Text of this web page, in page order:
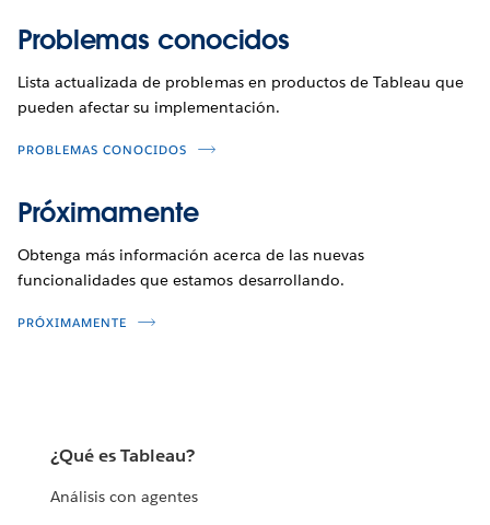
Problemas conocidos
Lista actualizada de problemas en productos de Tableau que
pueden afectar su implementación.
PROBLEMAS CONOCIDOS
Próximamente
Obtenga más información acerca de las nuevas
funcionalidades que estamos desarrollando.
PRÓXIMAMENTE
¿Qué es Tableau?
Análisis con agentes